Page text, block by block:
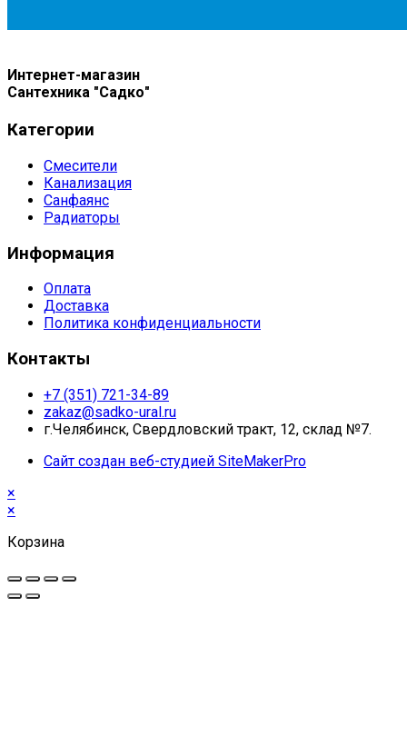
Интернет-магазин
Сантехника "Садко"
Категории
Смесители
Канализация
Санфаянс
Радиаторы
Информация
Оплата
Доставка
Политика конфиденциальности
Контакты
+7 (351) 721-34-89
zakaz@sadko-ural.ru
г.Челябинск, Свердловский тракт, 12, склад №7.
Сайт создан веб-студией SiteMakerPro
×
×
Корзина